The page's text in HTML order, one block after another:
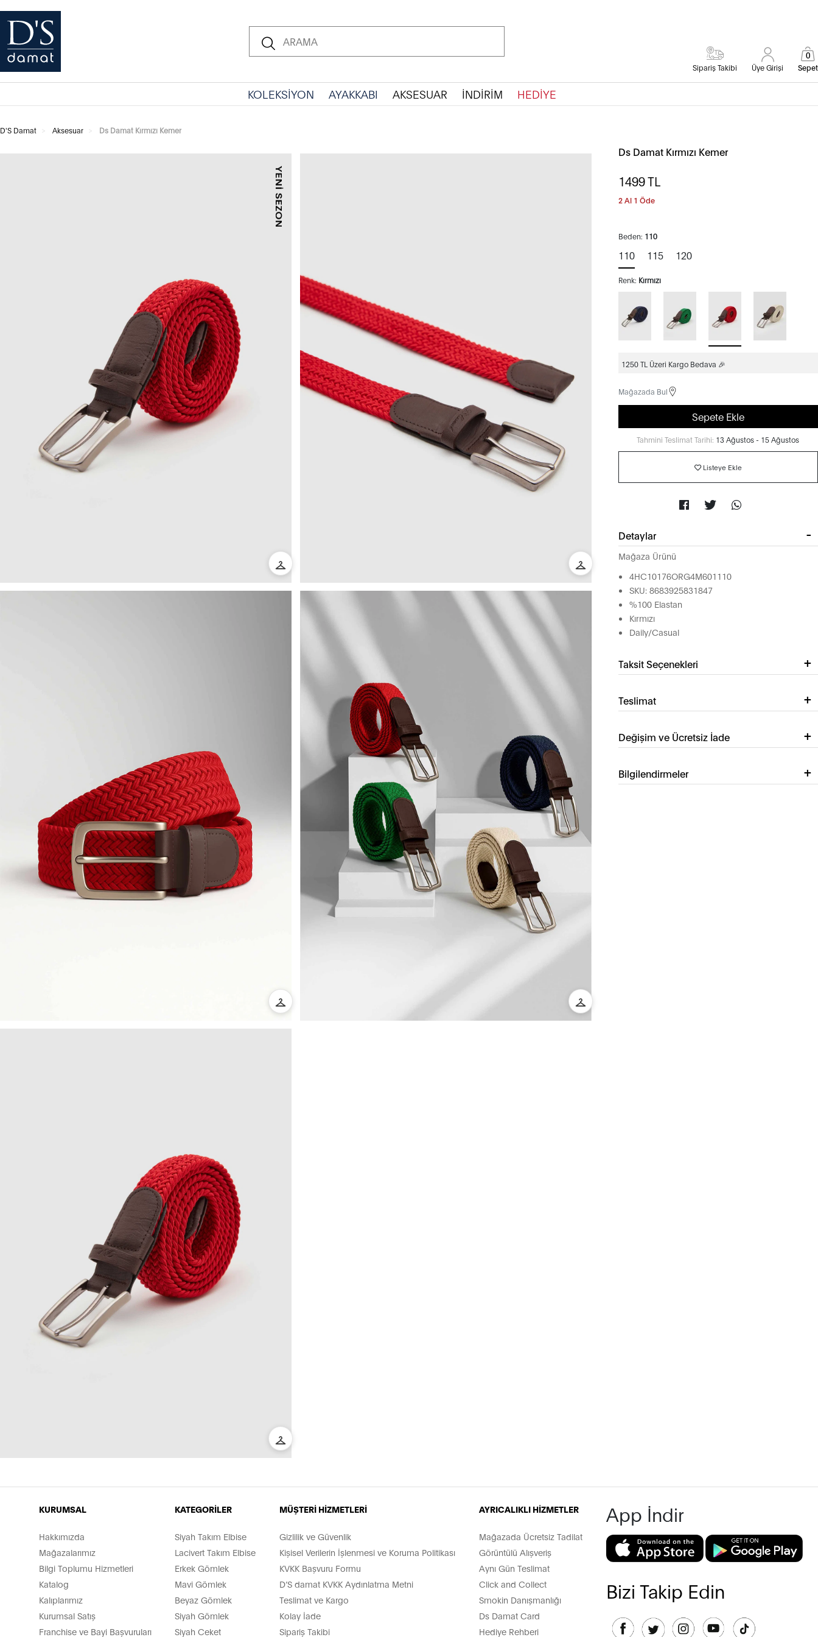
Sipariş Takibi Üye Girişi Sepet
0
KOLEKSİYON AYAKKABI AKSESUAR İNDİRİM HEDİYE
D'S Damat Aksesuar Ds Damat Kırmızı Kemer
Ds Damat Kırmızı Kemer
1499TL
2 Al 1 Öde
Beden: 110
110 115 120
Renk: Kırmızı
1250 TL Üzeri Kargo Bedava 🎉
Mağazada Bul
Sepete Ekle
Tahmini Teslimat Tarihi: 13 Ağustos - 15 Ağustos
Listeye Ekle
Detaylar
Mağaza Ürünü
4HC10176ORG4M601110
SKU: 8683925831847
%100 Elastan
Kırmızı
Daily/Casual
Taksit Seçenekleri
Teslimat
Değişim ve Ücretsiz İade
Bilgilendirmeler
KURUMSAL
Hakkımızda
Mağazalarımız
Bilgi Toplumu Hizmetleri
Katalog
Kalıplarımız
Kurumsal Satış
Franchise ve Bayi Başvuruları
KATEGORİLER
Siyah Takım Elbise
Lacivert Takım Elbise
Erkek Gömlek
Mavi Gömlek
Beyaz Gömlek
Siyah Gömlek
Siyah Ceket
MÜŞTERİ HİZMETLERİ
Gizlilik ve Güvenlik
Kişisel Verilerin İşlenmesi ve Koruma Politikası
KVKK Başvuru Formu
D’S damat KVKK Aydınlatma Metni
Teslimat ve Kargo
Kolay İade
Sipariş Takibi
AYRICALIKLI HİZMETLER
Mağazada Ücretsiz Tadilat
Görüntülü Alışveriş
Aynı Gün Teslimat
Click and Collect
Smokin Danışmanlığı
Ds Damat Card
Hediye Rehberi
App İndir
Bizi Takip Edin